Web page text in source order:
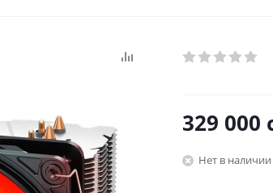
329 000
Нет в наличии